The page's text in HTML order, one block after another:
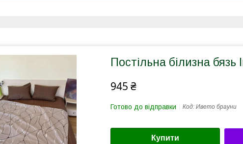
Постільна білизна бязь
945 ₴
Готово до відправки Код: Ивето брауни
Купити